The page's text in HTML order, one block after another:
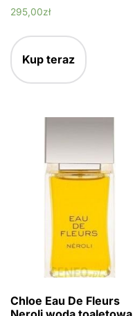
295,00zł
Kup teraz
Chloe Eau De Fleurs